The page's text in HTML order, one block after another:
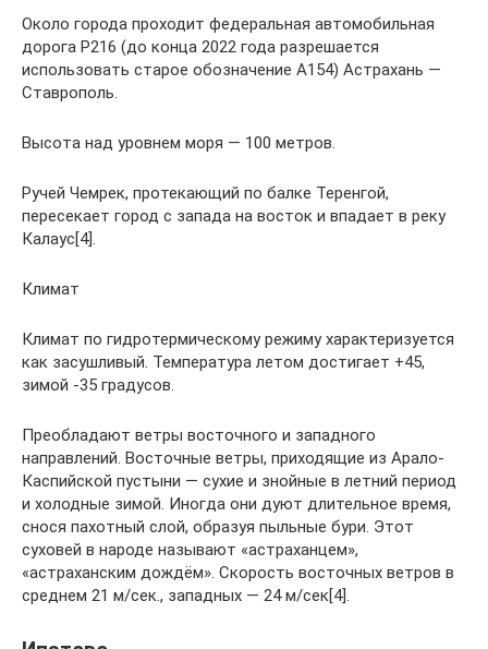
Около города проходит федеральная автомобильная
дорога Р216 (до конца 2022 года разрешается
использовать старое обозначение А154) Астрахань —
Ставрополь.
Высота над уровнем моря — 100 метров.
Ручей Чемрек, протекающий по балке Теренгой,
пересекает город с запада на восток и впадает в реку
Калаус[4].
Климат
Климат по гидротермическому режиму характеризуется
как засушливый. Температура летом достигает +45,
зимой -35 градусов.
Преобладают ветры восточного и западного
направлений. Восточные ветры, приходящие из Арало-
Каспийской пустыни — сухие и знойные в летний период
и холодные зимой. Иногда они дуют длительное время,
снося пахотный слой, образуя пыльные бури. Этот
суховей в народе называют «астраханцем»,
«астраханским дождём». Скорость восточных ветров в
среднем 21 м/сек., западных — 24 м/сек[4].